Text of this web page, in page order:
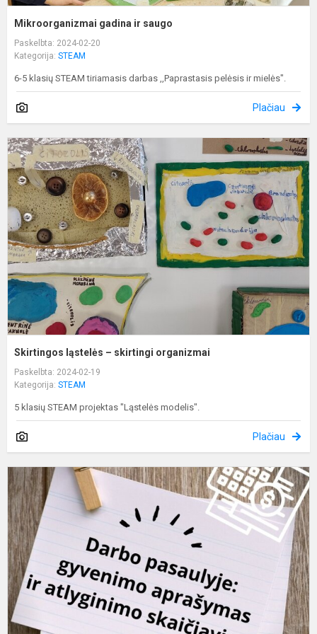
Mikroorganizmai gadina ir saugo
Paskelbta: 2024-02-20
Kategorija: STEAM
6-5 klasių STEAM tiriamasis darbas ,,Paprastasis pelėsis ir mielės".
Plačiau
Skirtingos ląstelės – skirtingi organizmai
Paskelbta: 2024-02-19
Kategorija: STEAM
5 klasių STEAM projektas "Ląstelės modelis".
Plačiau